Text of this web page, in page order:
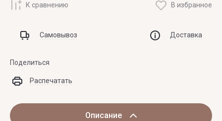
К сравнению В избранное
Самовывоз Доставка
Поделиться
Распечатать
Описание